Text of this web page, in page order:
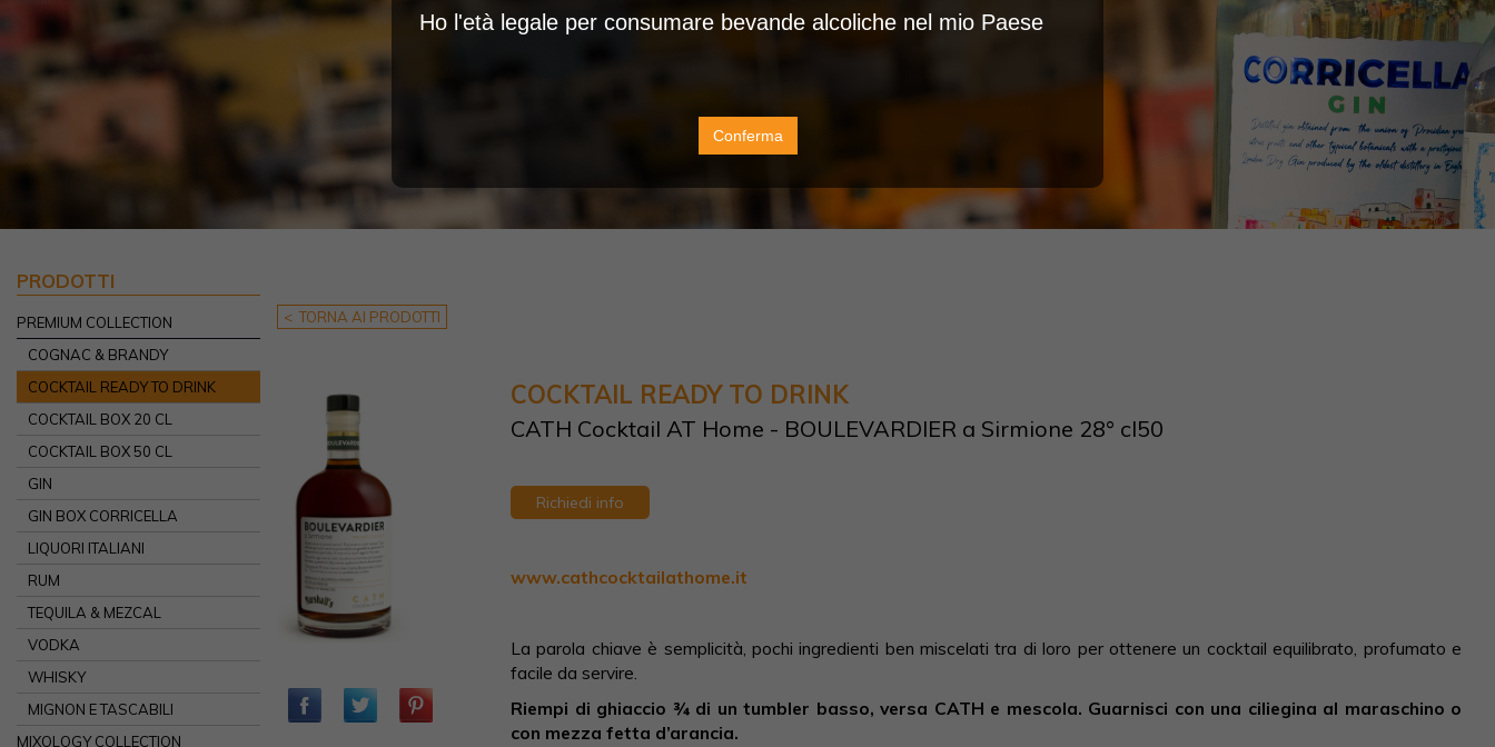
PRODOTTI
PREMIUM COLLECTION
COGNAC & BRANDY
COCKTAIL READY TO DRINK
COCKTAIL BOX 20 CL
COCKTAIL BOX 50 CL
GIN
GIN BOX CORRICELLA
LIQUORI ITALIANI
RUM
TEQUILA & MEZCAL
VODKA
WHISKY
MIGNON E TASCABILI
MIXOLOGY COLLECTION
< TORNA AI PRODOTTI
COCKTAIL READY TO DRINK
CATH Cocktail AT Home - BOULEVARDIER a Sirmione 28° cl50
Richiedi info
www.cathcocktailathome.it
La parola chiave è semplicità, pochi ingredienti ben miscelati tra di loro per ottenere un cocktail equilibrato, profumato e
facile da servire.
Riempi di ghiaccio ¾ di un tumbler basso, versa CATH e mescola. Guarnisci con una ciliegina al maraschino o
con mezza fetta d’arancia.
Ho l'età legale per consumare bevande alcoliche nel mio Paese
Conferma